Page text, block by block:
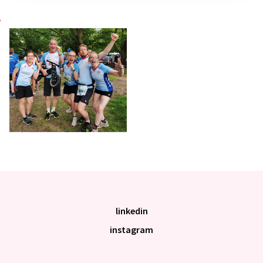
linkedin
instagram